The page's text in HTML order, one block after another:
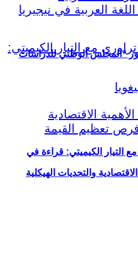
التيار الكيميتي: قراءة في
“المجلس الوطني للدراسات
والتحديات الهيكلية